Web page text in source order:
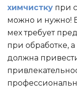
химчистку при
можно и нужно!
мех требует
при обработке,
должна